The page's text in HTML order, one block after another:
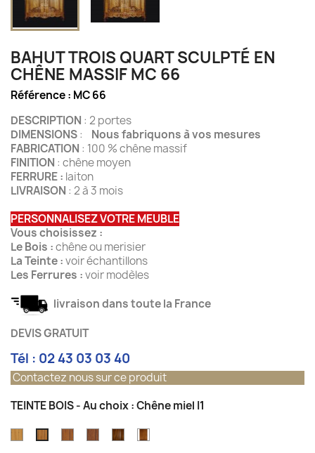
BAHUT TROIS QUART SCULPTÉ EN
CHÊNE MASSIF MC 66
Référence : MC 66
DESCRIPTION : 2 portes
DIMENSIONS: Nous fabriquons à vos mesures
FABRICATION : 100 % chêne massif
FINITION : chêne moyen
FERRURE : laiton
LIVRAISON : 2 à 3 mois
PERSONNALISEZ VOTRE MEUBLE
Vous choisissez :
Le Bois :chêne ou merisier
La Teinte :voir échantillons
Les Ferrures :voir modèles
livraison dans toute la France
DEVIS GRATUIT
Tél : 02 43 03 03 40
Contactez nous sur ce produit
TEINTE BOIS - Au choix : Chêne miel I1
ChêneChêne ChêneChêne